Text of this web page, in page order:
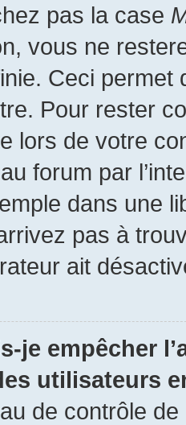
pas la case
vous ne
Ceci permet
Pour rester
lors de votre
forum par
dans une
pas à
ait
je empêcher
utilisateurs
de contrôle